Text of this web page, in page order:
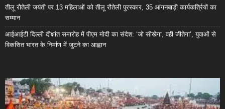
तीलू रौतेली जयंती पर 13 महिलाओं को तीलू रौतेली पुरस्कार, 35 आंगनबाड़ी कार्यकर्त्रियों का
सम्मान
आईआईटी दिल्ली दीक्षांत समारोह में पीएम मोदी का संदेश: ‘जो सीखेगा, वही जीतेगा’, युवाओं से
विकसित भारत के निर्माण में जुटने का आह्वान